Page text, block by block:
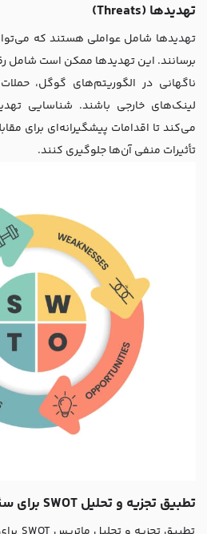
تهدیدها (Threats)
تهدیدها شامل عواملی هستند که
برسانند. این تهدیدها ممکن است شامل
ناگهانی در الگوریتم‌های گوگل،
لینک‌های خارجی باشند. شناسایی
می‌کند تا اقدامات پیشگیرانه‌ای برای
تأثیرات منفی آن‌ها جلوگیری کنند.
تطبیق تجزیه و تحلیل SWOT برای سئو